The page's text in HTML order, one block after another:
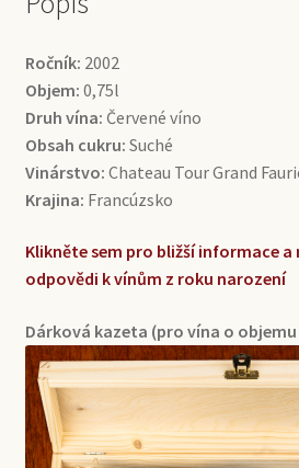
Ročník: 2002
Objem: 0,75l
Druh vína: Červené víno
Obsah cukru: Suché
Vinárstvo: Chateau Tour Grand
Krajina: Francúzsko
Klikněte sem pro bližší informace
odpovědi k vínům z roku narození
Dárková kazeta (pro vína o objemu